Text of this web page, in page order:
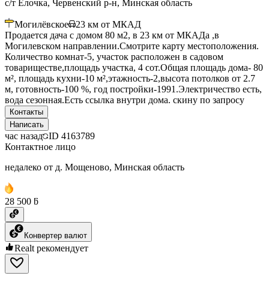
с/т Елочка, Червенский р-н, Минская область
Могилёвское 23 км от МКАД
Продается дача с домом 80 м2, в 23 км от МКАДа ,в
Могилевском направлении.Смотрите карту местоположения.
Количество комнат-5, участок расположен в садовом
товариществе,площадь участка, 4 сот.Общая площадь дома- 80
м², площадь кухни-10 м²,этажность-2,высота потолков от 2.7
м, готовность-100 %, год постройки-1991.Электричество есть,
вода сезонная.Есть ссылка внутри дома. скину по запросу
Контакты
Написать
час назад ID 4163789
Контактное лицо
недалеко от д. Мощеново, Минская область
28 500 ƃ
Конвертер валют
Realt рекомендует